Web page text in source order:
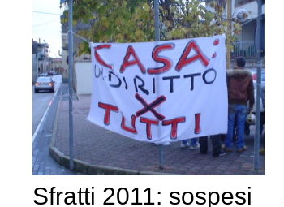
Sfratti 2011: sospesi